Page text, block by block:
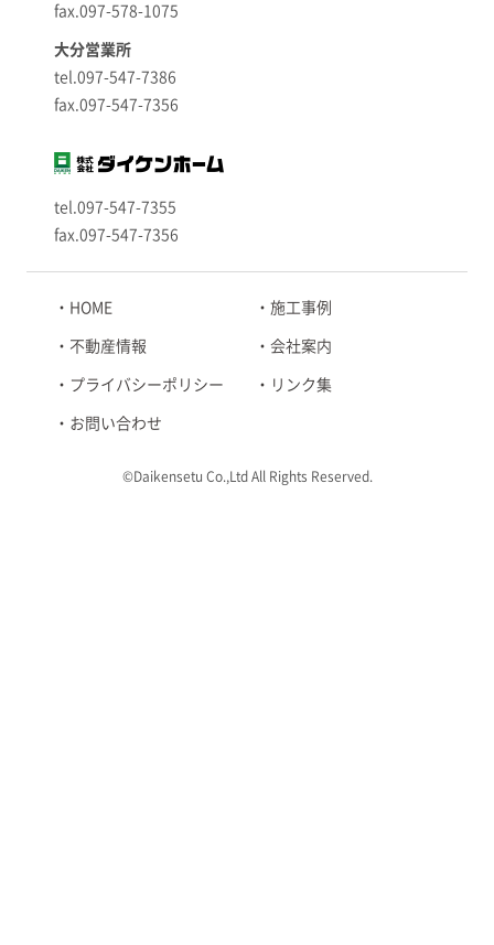
fax.097-578-1075
大分営業所
tel.097-547-7386
fax.097-547-7356
tel.097-547-7355
fax.097-547-7356
HOME 施工事例
不動産情報 会社案内
プライバシーポリシー リンク集
お問い合わせ
©Daikensetu Co.,Ltd All Rights Reserved.